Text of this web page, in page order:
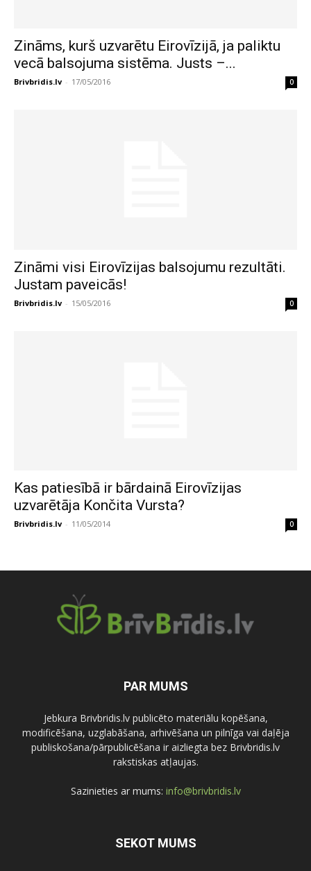
Zināms, kurš uzvarētu Eirovīzijā, ja paliktu
vecā balsojuma sistēma. Justs –...
Brivbridis.lv - 17/05/2016 0
Zināmi visi Eirovīzijas balsojumu rezultāti.
Justam paveicās!
Brivbridis.lv - 15/05/2016 0
Kas patiesībā ir bārdainā Eirovīzijas
uzvarētāja Končita Vursta?
Brivbridis.lv - 11/05/2014 0
PAR MUMS
Jebkura Brivbridis.lv publicēto materiālu kopēšana,
modificēšana, uzglabāšana, arhivēšana un pilnīga vai daļēja
publiskošana/pārpublicēšana ir aizliegta bez Brivbridis.lv
rakstiskas atļaujas.
Sazinieties ar mums: info@brivbridis.lv
SEKOT MUMS